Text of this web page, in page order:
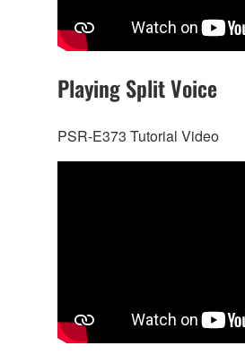
Playing Split Voice
PSR-E373 Tutorial Video